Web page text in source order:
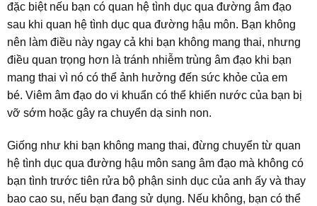
đặc biệt nếu bạn có quan hệ tình dục qua đường âm đạo
sau khi quan hệ tình dục qua đường hậu môn. Bạn không
nên làm điều này ngay cả khi bạn không mang thai, nhưng
điều quan trọng hơn là tránh nhiễm trùng âm đạo khi bạn
mang thai vì nó có thể ảnh hưởng đến sức khỏe của em
bé. Viêm âm đạo do vi khuẩn có thể khiến nước của bạn bị
vỡ sớm hoặc gây ra chuyển dạ sinh non.
Giống như khi bạn không mang thai, đừng chuyển từ quan
hệ tình dục qua đường hậu môn sang âm đạo mà không có
bạn tình trước tiên rửa bộ phận sinh dục của anh ấy và thay
bao cao su, nếu bạn đang sử dụng. Nếu không, bạn có thể